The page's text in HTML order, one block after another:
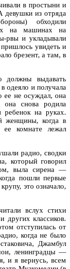
в простыни и
девушки из отряда
обходили
на машинах на
рвы и укладывали
увидеть и
брезент, а там, в
должны выдавать
одеяло и получала
ее не осуждал, она
снова родила
ребенок на руках.
женщины, когда в
ее комнате лежал
радио, сводки
который говорил
выла сирена —
пошли первые
это означало,
вслух стихи
других классиков.
отступилась от
когда не было
Джамбул
ленинградцы —
и я вернусь, всем